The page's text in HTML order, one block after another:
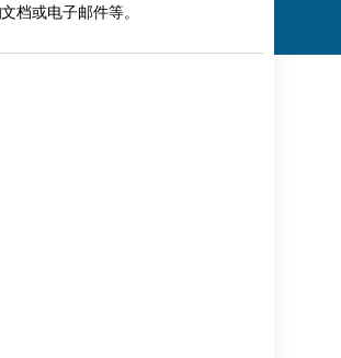
档或电子邮件等。